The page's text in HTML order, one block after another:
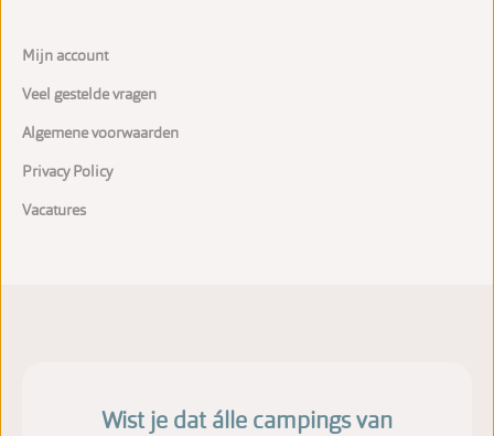
Mijn account
Veel gestelde vragen
Algemene voorwaarden
Privacy Policy
Vacatures
Wist je dat álle campings van